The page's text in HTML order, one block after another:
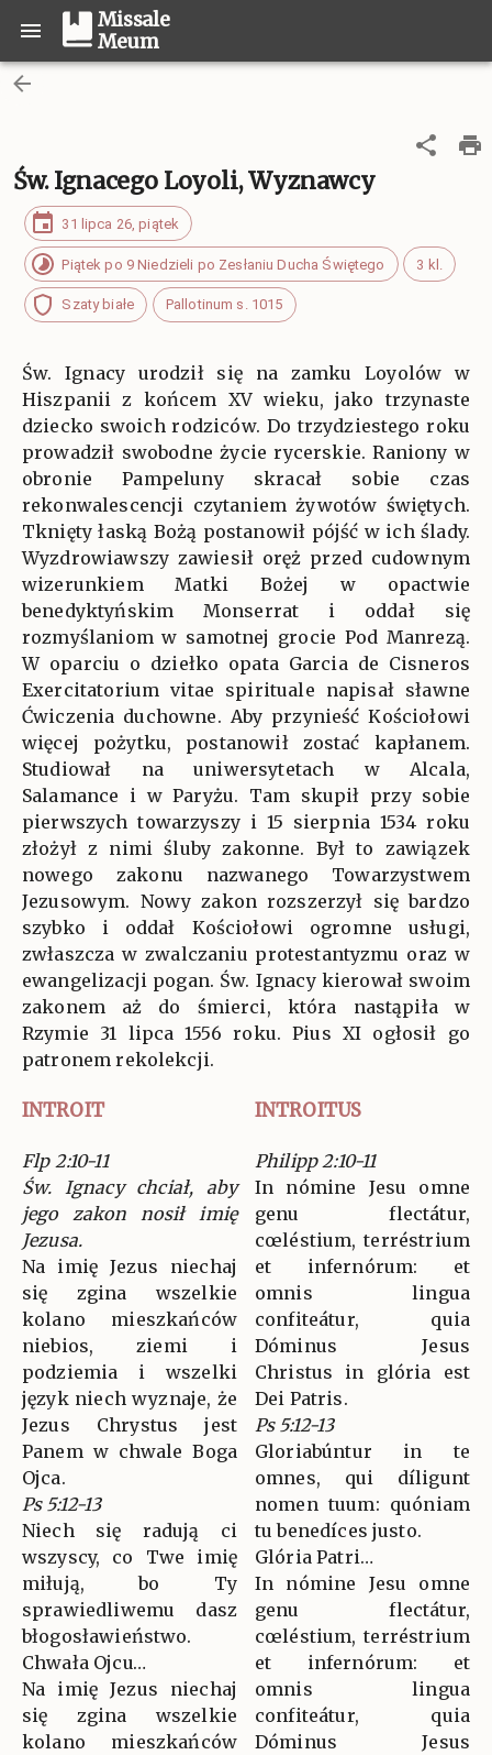
Missale
Meum
Św. Ignacego Loyoli, Wyznawcy
31 lipca 26, piątek
Piątek po 9 Niedzieli po Zesłaniu Ducha Świętego 3 kl.
Szaty białe Pallotinum s. 1015
Św. Ignacy urodził się na zamku Loyolów w
Hiszpanii z końcem XV wieku, jako trzynaste
dziecko swoich rodziców. Do trzydziestego roku
prowadził swobodne życie rycerskie. Raniony w
obronie Pampeluny skracał sobie czas
rekonwalescencji czytaniem żywotów świętych.
Tknięty łaską Bożą postanowił pójść w ich ślady.
Wyzdrowiawszy zawiesił oręż przed cudownym
wizerunkiem Matki Bożej w opactwie
benedyktyńskim Monserrat i oddał się
rozmyślaniom w samotnej grocie Pod Manrezą.
W oparciu o dziełko opata Garcia de Cisneros
Exercitatorium vitae spirituale napisał sławne
Ćwiczenia duchowne. Aby przynieść Kościołowi
więcej pożytku, postanowił zostać kapłanem.
Studiował na uniwersytetach w Alcala,
Salamance i w Paryżu. Tam skupił przy sobie
pierwszych towarzyszy i 15 sierpnia 1534 roku
złożył z nimi śluby zakonne. Był to zawiązek
nowego zakonu nazwanego Towarzystwem
Jezusowym. Nowy zakon rozszerzył się bardzo
szybko i oddał Kościołowi ogromne usługi,
zwłaszcza w zwalczaniu protestantyzmu oraz w
ewangelizacji pogan. Św. Ignacy kierował swoim
zakonem aż do śmierci, która nastąpiła w
Rzymie 31 lipca 1556 roku. Pius XI ogłosił go
patronem rekolekcji.
INTROIT INTROITUS
Flp 2:10-11
Św. Ignacy chciał, aby
jego zakon nosił imię
Jezusa.
Na imię Jezus niechaj
się zgina wszelkie
kolano mieszkańców
niebios, ziemi i
podziemia i wszelki
język niech wyznaje, że
Jezus Chrystus jest
Panem w chwale Boga
Ojca.
Ps 5:12-13
Niech się radują ci
wszyscy, co Twe imię
miłują, bo Ty
sprawiedliwemu dasz
błogosławieństwo.
Chwała Ojcu…
Na imię Jezus niechaj
się zgina wszelkie
kolano mieszkańców
Philipp 2:10-11
In nómine Jesu omne
genu flectátur,
cœléstium, terréstrium
et infernórum: et
omnis lingua
confiteátur, quia
Dóminus Jesus
Christus in glória est
Dei Patris.
Ps 5:12-13
Gloriabúntur in te
omnes, qui díligunt
nomen tuum: quóniam
tu benedíces justo.
Glória Patri…
In nómine Jesu omne
genu flectátur,
cœléstium, terréstrium
et infernórum: et
omnis lingua
confiteátur, quia
Dóminus Jesus